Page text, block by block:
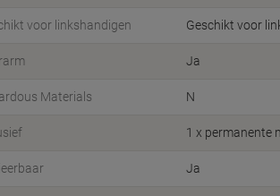
voor linkshandigen Geschikt voor
Ja
Materials N
1 x permanente
Ja